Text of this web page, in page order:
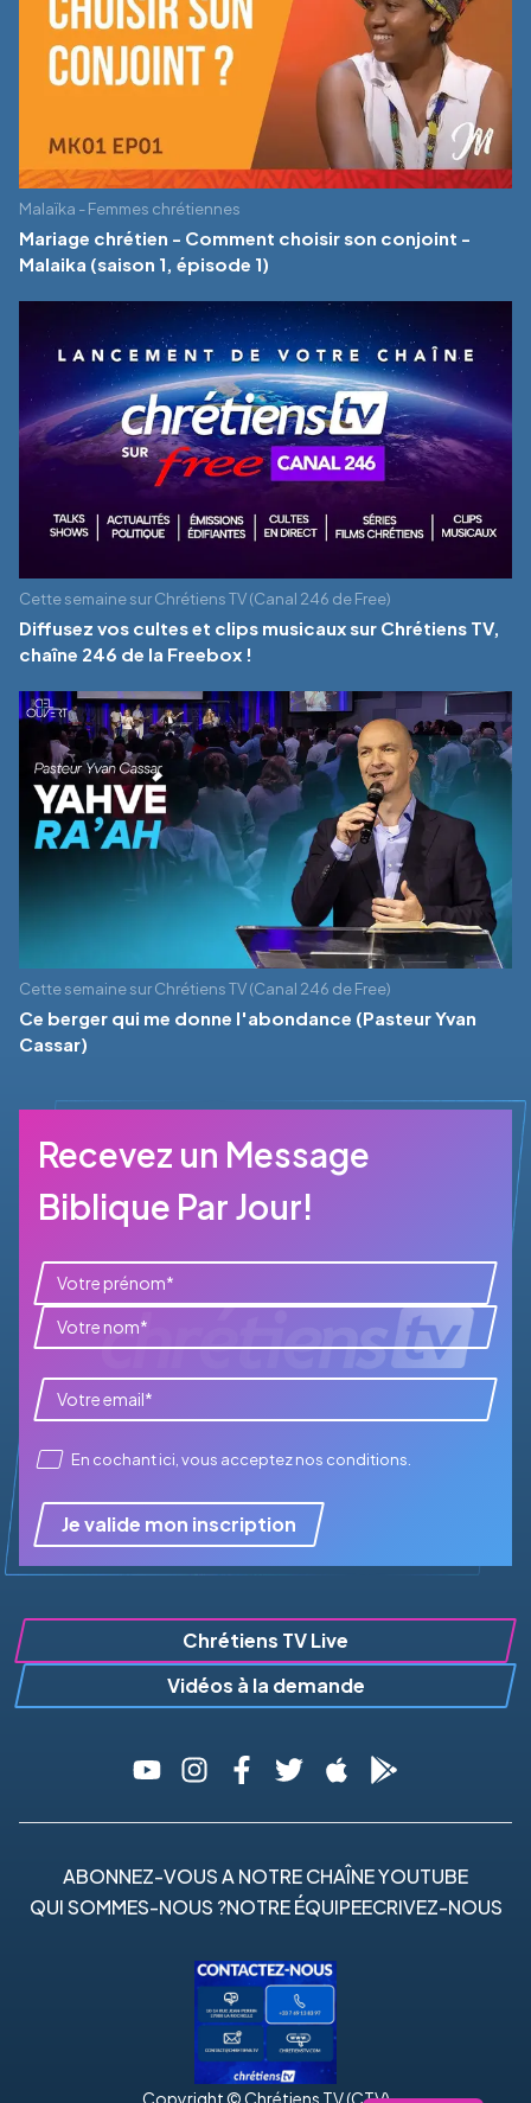
Malaïka - Femmes chrétiennes
Mariage chrétien - Comment choisir son conjoint -
Malaika (saison 1, épisode 1)
Cette semaine sur Chrétiens TV (Canal 246 de Free)
Diffusez vos cultes et clips musicaux sur Chrétiens TV,
chaîne 246 de la Freebox !
Cette semaine sur Chrétiens TV (Canal 246 de Free)
Ce berger qui me donne l'abondance (Pasteur Yvan
Cassar)
Recevez un Message
Biblique Par Jour!
En cochant ici, vous accepteznos conditions
Je valide mon inscription
Chrétiens TV Live
Vidéos à la demande
ABONNEZ-VOUS A NOTRE CHAÎNE YOUTUBE
QUI SOMMES-NOUS ?NOTRE ÉQUIPEECRIVEZ-NOUS
Copyright © Chrétiens TV (CTV)